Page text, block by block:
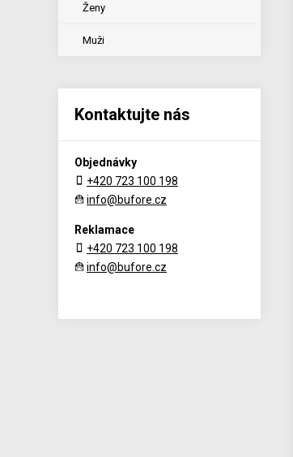
Ženy
Muži
Kontaktujte nás
Objednávky
+420 723 100 198
info@bufore.cz
Reklamace
+420 723 100 198
info@bufore.cz